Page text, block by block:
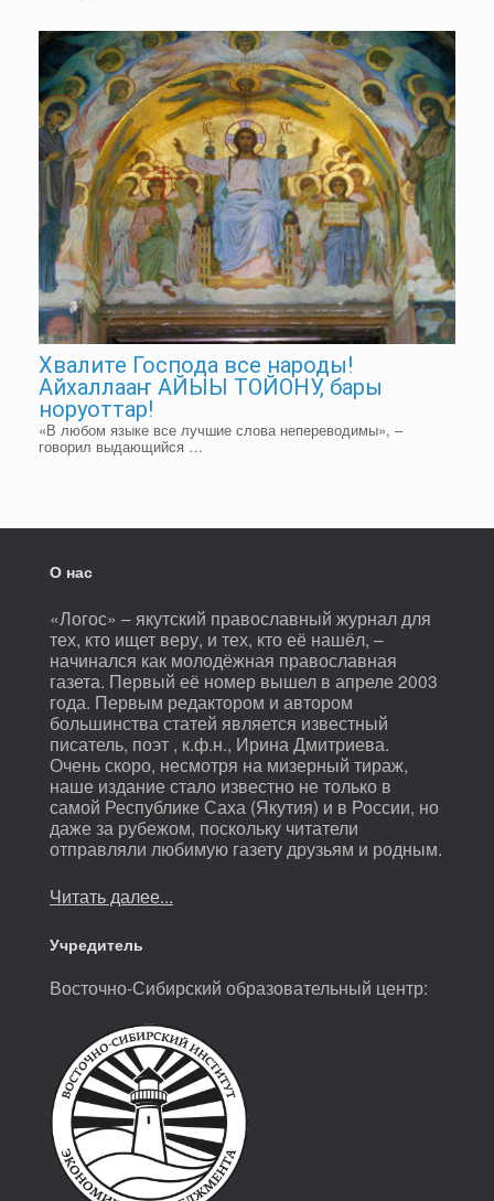
Хвалите Господа все народы!
Айхаллааҥ АЙЫЫ ТОЙОНУ, бары
норуоттар!
«В любом языке все лучшие слова непереводимы», –
говорил выдающийся …
О нас
«Логос» – якутский православный журнал для
тех, кто ищет веру, и тех, кто её нашёл, –
начинался как молодёжная православная
газета. Первый её номер вышел в апреле 2003
года. Первым редактором и автором
большинства статей является известный
писатель, поэт , к.ф.н., Ирина Дмитриева.
Очень скоро, несмотря на мизерный тираж,
наше издание стало известно не только в
самой Республике Саха (Якутия) и в России, но
даже за рубежом, поскольку читатели
отправляли любимую газету друзьям и родным.
Читать далее...
Учредитель
Восточно-Сибирский образовательный центр: